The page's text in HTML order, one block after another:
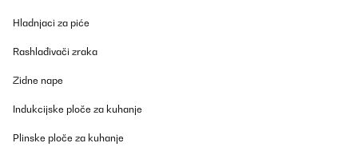
Hladnjaci za piće
Rashlađivači zraka
Zidne nape
Indukcijske ploče za kuhanje
Plinske ploče za kuhanje